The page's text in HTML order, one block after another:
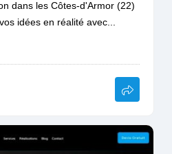
dans les Côtes-d'Armor (22)
idées en réalité avec...